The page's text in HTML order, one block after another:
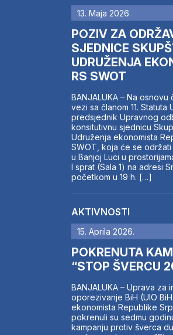
13. Maja 2026.
POZIV ZA
SJEDNICE
UDRUŽENJA
RS SWOT
BANJALUKA – Na osnovu
vezi sa članom 11. Statuta
predsjednik Upravnog
konsitutivnu sjednicu
Udruženja ekonomista
SWOT, koja će se
u Banjoj Luci u
I sprat (Sala 1) na adresi
početkom u 19 h. […]
AKTIVNOSTI
15. Aprila 2026.
POKRENUTA
“STOP ŠVERCU
BANJALUKA – Uprava za
oporezivanje BiH (UIO
ekonomista Republike
pokrenuli su sedmu
kampanju protiv šverca